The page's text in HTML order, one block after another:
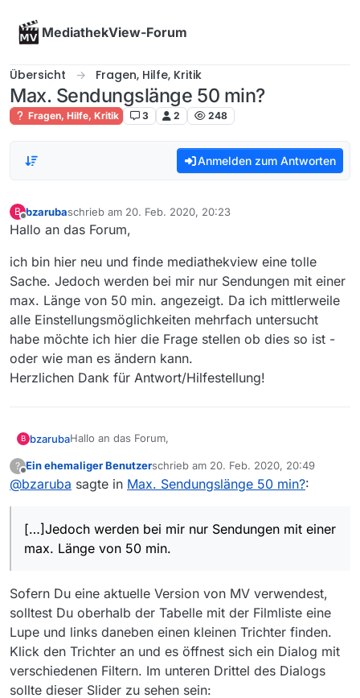
MediathekView-Forum
Übersicht Fragen, Hilfe, Kritik
Max. Sendungslänge 50 min?
Fragen, Hilfe, Kritik 3 2 248
Anmelden zum Antworten
B
Offline
bzarubaschrieb am 20. Feb. 2020, 20:23
zuletzt editiert von
Hallo an das Forum,
ich bin hier neu und finde mediathekview eine tolle
Sache. Jedoch werden bei mir nur Sendungen mit einer
max. Länge von 50 min. angezeigt. Da ich mittlerweile
alle Einstellungsmöglichkeiten mehrfach untersucht
habe möchte ich hier die Frage stellen ob dies so ist -
oder wie man es ändern kann.
Herzlichen Dank für Antwort/Hilfestellung!
B bzarubaHallo an das Forum,
ich bin hier neu und finde mediathekview eine tolle
Sache. Jedoch werden bei mir nur Sendungen mit
untersucht habe möchte ich hier die Frage stellen ob
dies so ist - oder wie man es ändern kann.
?
Offline
Ein ehemaliger Benutzerschrieb am 20. Feb. 2020, 20:49
zuletzt editiert von
@bzaruba sagte in Max. Sendungslänge 50 min?:
[…]Jedoch werden bei mir nur Sendungen mit einer
max. Länge von 50 min.
Sofern Du eine aktuelle Version von MV verwendest,
solltest Du oberhalb der Tabelle mit der Filmliste eine
Lupe und links daneben einen kleinen Trichter finden.
Klick den Trichter an und es öffnest sich ein Dialog mit
verschiedenen Filtern. Im unteren Drittel des Dialogs
sollte dieser Slider zu sehen sein: